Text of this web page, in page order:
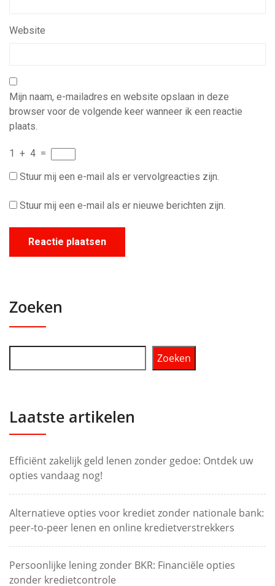
Website
Mijn naam, e-mailadres en website opslaan in deze
browser voor de volgende keer wanneer ik een reactie
plaats.
1 + 4 =
Stuur mij een e-mail als er vervolgreacties zijn.
Stuur mij een e-mail als er nieuwe berichten zijn.
Zoeken
Zoeken
Laatste artikelen
Efficiënt zakelijk geld lenen zonder gedoe: Ontdek uw
opties vandaag nog!
Alternatieve opties voor krediet zonder nationale bank:
peer-to-peer lenen en online kredietverstrekkers
Persoonlijke lening zonder BKR: Financiële opties
zonder kredietcontrole